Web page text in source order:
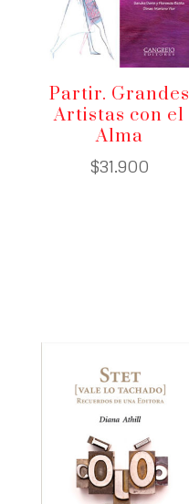
Partir. Grandes
Artistas con el
Alma
$31.900